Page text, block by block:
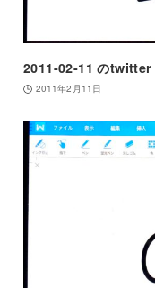
2011-02-11 のtwitter
2011年2月11日